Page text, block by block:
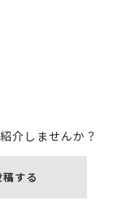
介しませんか？
する